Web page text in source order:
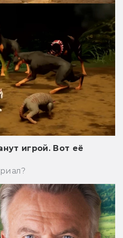
игрой. Вот её